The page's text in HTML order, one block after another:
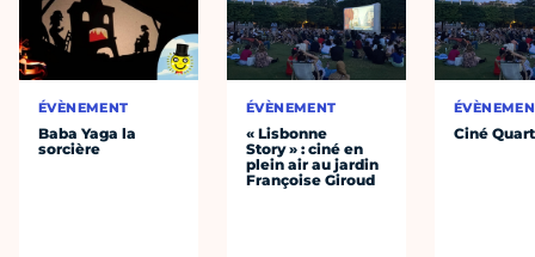
ÉVÈNEMENT
Baba Yaga la
sorcière
ÉVÈNEMENT
« Lisbonne
Story » : ciné en
plein air au jardin
Françoise Giroud
Ciné